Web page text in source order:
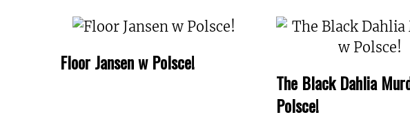
Floor Jansen w Polsce!
The Black Dahlia
Polsce!